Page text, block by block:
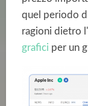
quel periodo
ragioni dietro
grafici per un